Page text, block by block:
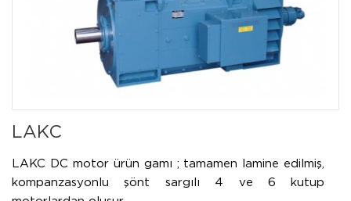
LAKC
LAKC DC motor ürün gamı ; tamamen lamine edilmiş,
kompanzasyonlu şönt sargılı 4 ve 6 kutup